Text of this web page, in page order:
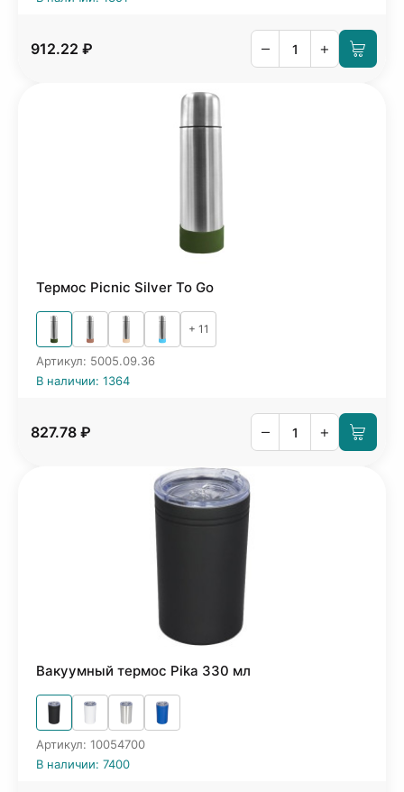
912.22 ₽ – +
Термос Picnic Silver To Go
+ 11
Артикул: 5005.09.36
В наличии: 1364
827.78 ₽ – +
Вакуумный термос Pika 330 мл
Артикул: 10054700
В наличии: 7400